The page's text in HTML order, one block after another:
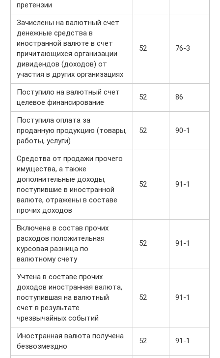
претензии
Зачислены на валютный счет
денежные средства в
иностранной валюте в счет
причитающихся организации
дивидендов (доходов) от
участия в других организациях
52 76-3
Поступило на валютный счет
целевое финансирование
52 86
Поступила оплата за
проданную продукцию (товары,
работы, услуги)
52 90-1
Средства от продажи прочего
имущества, а также
дополнительные доходы,
поступившие в иностранной
валюте, отражены в составе
прочих доходов
52 91-1
Включена в состав прочих
расходов положительная
курсовая разница по
валютному счету
52 91-1
Учтена в составе прочих
доходов иностранная валюта,
поступившая на валютный
счет в результате
чрезвычайных событий
52 91-1
Иностранная валюта получена
безвозмездно
52 91-1